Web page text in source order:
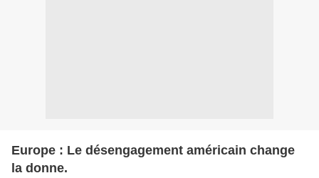
Europe : Le désengagement américain change
la donne.